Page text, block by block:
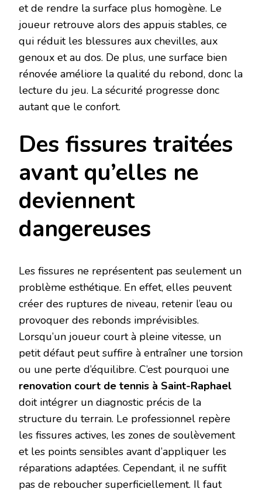
et de rendre la surface plus homogène. Le
joueur retrouve alors des appuis stables, ce
qui réduit les blessures aux chevilles, aux
genoux et au dos. De plus, une surface bien
rénovée améliore la qualité du rebond, donc la
lecture du jeu. La sécurité progresse donc
autant que le confort.
Des fissures traitées
avant qu’elles ne
deviennent
dangereuses
Les fissures ne représentent pas seulement un
problème esthétique. En effet, elles peuvent
créer des ruptures de niveau, retenir l’eau ou
provoquer des rebonds imprévisibles.
Lorsqu’un joueur court à pleine vitesse, un
petit défaut peut suffire à entraîner une torsion
ou une perte d’équilibre. C’est pourquoi une
renovation court de tennis à Saint-Raphael
doit intégrer un diagnostic précis de la
structure du terrain. Le professionnel repère
les fissures actives, les zones de soulèvement
et les points sensibles avant d’appliquer les
réparations adaptées. Cependant, il ne suffit
pas de reboucher superficiellement. Il faut